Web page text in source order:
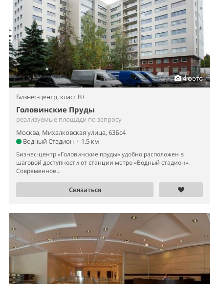
4 фото
Бизнес-центр, класс B+
Головинские Пруды
реализуемые площади по запросу
Москва, Михалковская улица, 63Бс4
Водный Стадион • 1.5 км
Бизнес-центр «Головинские пруды» удобно расположен в
шаговой доступности от станции метро «Водный стадион».
Современное...
Связаться